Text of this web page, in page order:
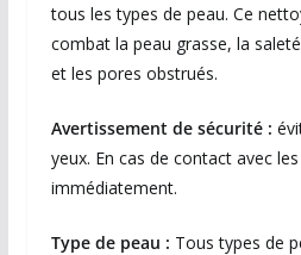
tous les types de peau. Ce
combat la peau grasse, la
et les pores obstrués.
Avertissement de sécurité :
yeux. En cas de contact avec
immédiatement.
Type de peau : Tous types de